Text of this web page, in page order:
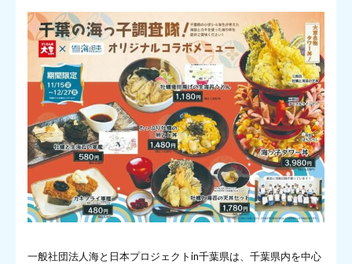
一般社団法人海と日本プロジェクトin千葉県は、千葉県内を中心